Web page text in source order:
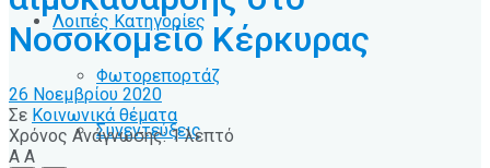
Λοιπές Κατηγορίες
Φωτορεπορτάζ
Συνεντεύξεις
Νοσοκομείο Κέρκυρας
26 Νοεμβρίου 2020
Σε Κοινωνικά θέματα
Χρόνος Ανάγνωσης: 1 λεπτό
A A